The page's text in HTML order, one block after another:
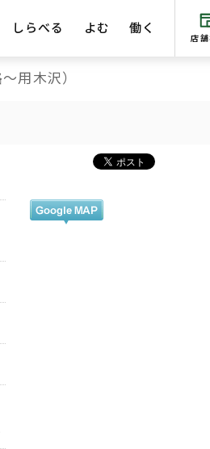
しらべる よむ 働く
店
用木沢）